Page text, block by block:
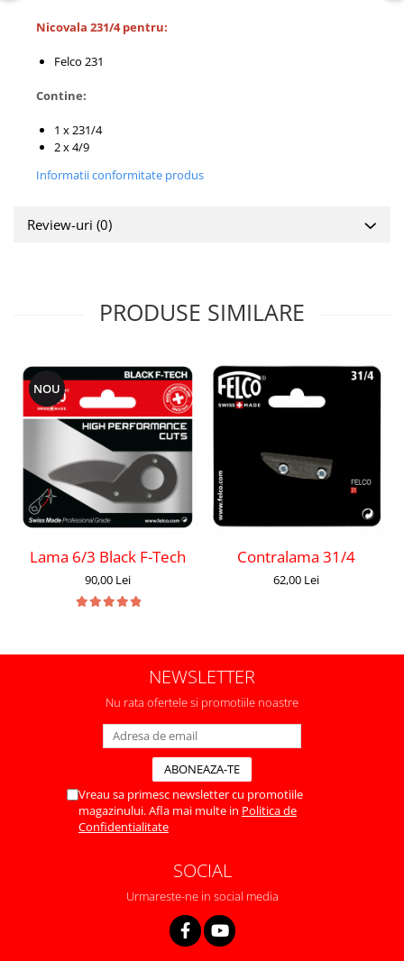
Nicovala 231/4 pentru:
Felco 231
Contine:
1 x 231/4
2 x 4/9
Informatii conformitate produs
Review-uri (0)
PRODUSE SIMILARE
NOU
Lama 6/3 Black F-Tech
90,00 Lei
Contralama 31/4
62,00 Lei
NEWSLETTER
Nu rata ofertele si promotiile noastre
Vreau sa primesc newsletter cu promotiile
magazinului. Afla mai multe in Politica de
Confidentialitate
SOCIAL
Urmareste-ne in social media